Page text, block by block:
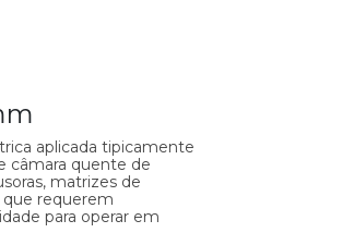
aplicada tipicamente
câmara quente de
matrizes de
que requerem
para operar em